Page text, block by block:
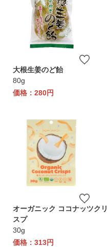
大根生姜のど飴
80g
価格：280円
オーガニック ココナッツクリ
スプ
30g
価格：313円